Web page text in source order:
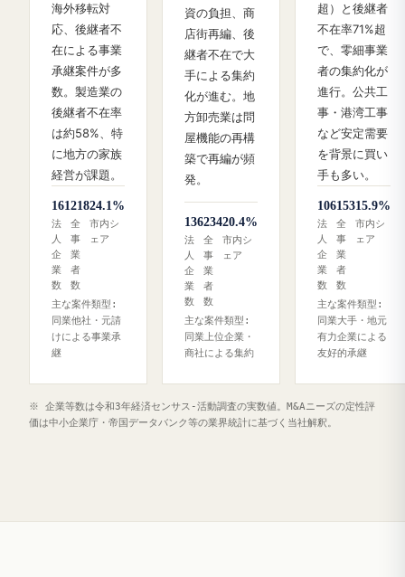
海外移転対
応、後継者不
在による事業
承継案件が多
数。製造業の
後継者不在率
は約58%、特
に地方の家族
経営が課題。
161
法
人
企
業
数
218
全
事
業
者
数
24.1%
市内シ
ェア
主な案件類型:
同業他社・元請
けによる事業承
継
資の負担、商
店街再編、後
継者不在で大
手による集約
化が進む。地
方卸売業は問
屋機能の再構
築で再編が頻
発。
136
法
人
企
業
数
234
全
事
業
者
数
20.4%
市内シ
ェア
主な案件類型:
同業上位企業・
商社による集約
超）と後継者
不在率71%超
で、零細事業
者の集約化が
進行。公共工
事・港湾工事
など安定需要
を背景に買い
手も多い。
106
法
人
企
業
数
153
全
事
業
者
数
15.9%
市内シ
ェア
主な案件類型:
同業大手・地元
有力企業による
友好的承継
※ 企業等数は令和3年経済センサス‐活動調査の実数値。M&Aニーズの定性評
価は中小企業庁・帝国データバンク等の業界統計に基づく当社解釈。